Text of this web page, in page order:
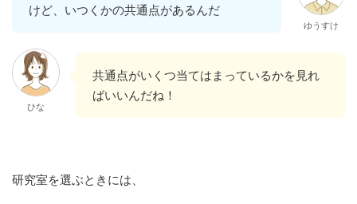
けど、いつくかの共通点があるんだ
ゆうすけ
ひな
共通点がいくつ当てはまっているかを見れ
ばいいんだね！
研究室を選ぶときには、